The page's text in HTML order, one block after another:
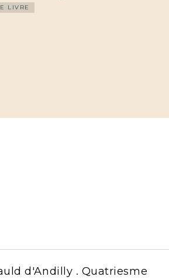
LIVRE
d'Andilly . Quatriesme